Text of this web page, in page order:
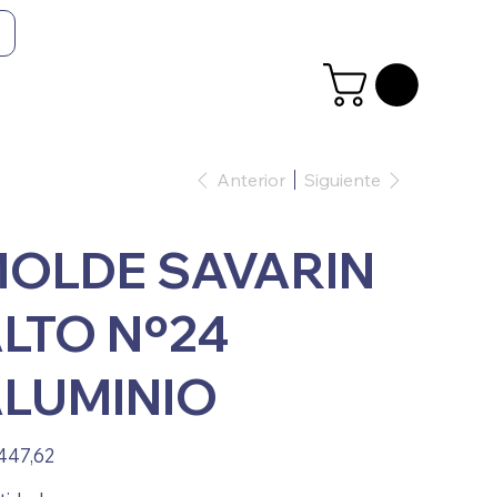
Anterior Siguiente
SAVARIN
Nº24